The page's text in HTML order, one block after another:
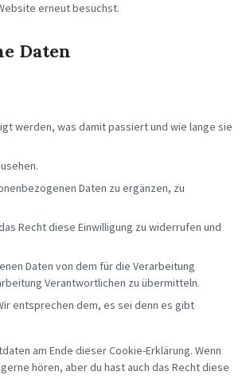
erneut besuchst.
Daten
werden, was damit passiert und wie lange sie
Daten zu ergänzen, zu
Recht diese Einwilligung zu widerrufen und
Daten von dem für die Verarbeitung
Verantwortlichen zu übermitteln.
entsprechen dem, es sei denn es gibt
am Ende dieser Cookie-Erklärung. Wenn
hören, aber du hast auch das Recht diese